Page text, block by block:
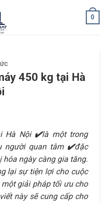
0
450 kg tại Hà
Hà Nội ✔️là một trong
người quan tâm ✔️đặc
ngày càng gia tăng.
lại sự tiện lợi cho cuộc
giải pháp tối ưu cho
này sẽ cung cấp cho